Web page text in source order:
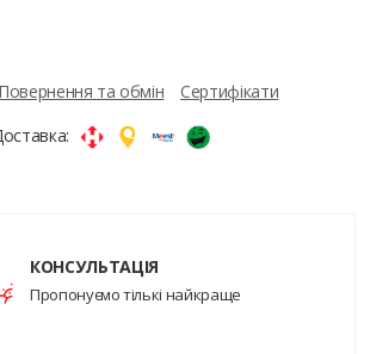
Повернення та обмін
Сертифікати
КОНСУЛЬТАЦІЯ
Пропонуємо тількі найкраще